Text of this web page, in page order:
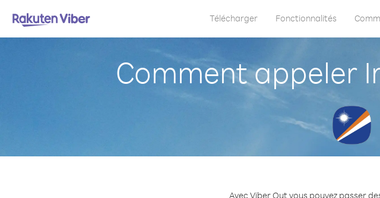
Télécharger Fonctionnalités
Comment appeler
Avec Viber Out vous pouvez passer